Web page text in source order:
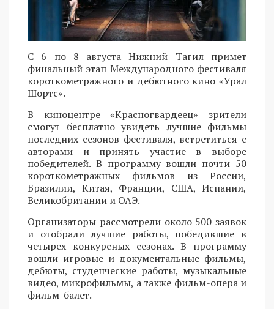
С 6 по 8 августа Нижний Тагил примет
финальный этап Международного фестиваля
короткометражного и дебютного кино «Урал
Шортс».
В киноцентре «Красногвардеец» зрители
смогут бесплатно увидеть лучшие фильмы
последних сезонов фестиваля, встретиться с
авторами и принять участие в выборе
победителей. В программу вошли почти 50
короткометражных фильмов из России,
Бразилии, Китая, Франции, США, Испании,
Великобритании и ОАЭ.
Организаторы рассмотрели около 500 заявок
и отобрали лучшие работы, победившие в
четырех конкурсных сезонах. В программу
вошли игровые и документальные фильмы,
дебюты, студенческие работы, музыкальные
видео, микрофильмы, а также фильм-опера и
фильм-балет.